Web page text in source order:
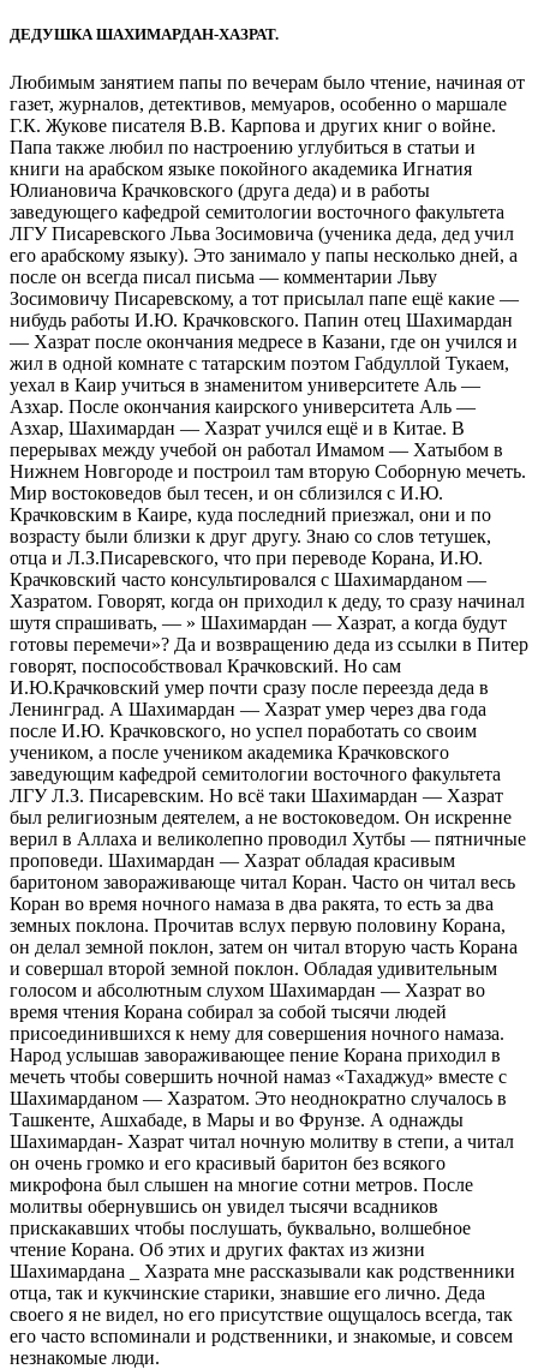
ДЕДУШКА ШАХИМАРДАН-ХАЗРАТ.
Любимым занятием папы по вечерам было чтение, начиная от
газет, журналов, детективов, мемуаров, особенно о маршале
Г.К. Жукове писателя В.В. Карпова и других книг о войне.
Папа также любил по настроению углубиться в статьи и
книги на арабском языке покойного академика Игнатия
Юлиановича Крачковского (друга деда) и в работы
заведующего кафедрой семитологии восточного факультета
ЛГУ Писаревского Льва Зосимовича (ученика деда, дед учил
его арабскому языку). Это занимало у папы несколько дней, а
после он всегда писал письма — комментарии Льву
Зосимовичу Писаревскому, а тот присылал папе ещё какие —
нибудь работы И.Ю. Крачковского. Папин отец Шахимардан
— Хазрат после окончания медресе в Казани, где он учился и
жил в одной комнате с татарским поэтом Габдуллой Тукаем,
уехал в Каир учиться в знаменитом университете Аль —
Азхар. После окончания каирского университета Аль —
Азхар, Шахимардан — Хазрат учился ещё и в Китае. В
перерывах между учебой он работал Имамом — Хатыбом в
Нижнем Новгороде и построил там вторую Соборную мечеть.
Мир востоковедов был тесен, и он сблизился с И.Ю.
Крачковским в Каире, куда последний приезжал, они и по
возрасту были близки к друг другу. Знаю со слов тетушек,
отца и Л.З.Писаревского, что при переводе Корана, И.Ю.
Крачковский часто консультировался с Шахимарданом —
Хазратом. Говорят, когда он приходил к деду, то сразу начинал
шутя спрашивать, — » Шахимардан — Хазрат, а когда будут
готовы перемечи»? Да и возвращению деда из ссылки в Питер
говорят, поспособствовал Крачковский. Но сам
И.Ю.Крачковский умер почти сразу после переезда деда в
Ленинград. А Шахимардан — Хазрат умер через два года
после И.Ю. Крачковского, но успел поработать со своим
учеником, а после учеником академика Крачковского
заведующим кафедрой семитологии восточного факультета
ЛГУ Л.З. Писаревским. Но всё таки Шахимардан — Хазрат
был религиозным деятелем, а не востоковедом. Он искренне
верил в Аллаха и великолепно проводил Хутбы — пятничные
проповеди. Шахимардан — Хазрат обладая красивым
баритоном завораживающе читал Коран. Часто он читал весь
Коран во время ночного намаза в два ракята, то есть за два
земных поклона. Прочитав вслух первую половину Корана,
он делал земной поклон, затем он читал вторую часть Корана
и совершал второй земной поклон. Обладая удивительным
голосом и абсолютным слухом Шахимардан — Хазрат во
время чтения Корана собирал за собой тысячи людей
присоединившихся к нему для совершения ночного намаза.
Народ услышав завораживающее пение Корана приходил в
мечеть чтобы совершить ночной намаз «Тахаджуд» вместе с
Шахимарданом — Хазратом. Это неоднократно случалось в
Ташкенте, Ашхабаде, в Мары и во Фрунзе. А однажды
Шахимардан- Хазрат читал ночную молитву в степи, а читал
он очень громко и его красивый баритон без всякого
микрофона был слышен на многие сотни метров. После
молитвы обернувшись он увидел тысячи всадников
прискакавших чтобы послушать, буквально, волшебное
чтение Корана. Об этих и других фактах из жизни
Шахимардана _ Хазрата мне рассказывали как родственники
отца, так и кукчинские старики, знавшие его лично. Деда
своего я не видел, но его присутствие ощущалось всегда, так
его часто вспоминали и родственники, и знакомые, и совсем
незнакомые люди.